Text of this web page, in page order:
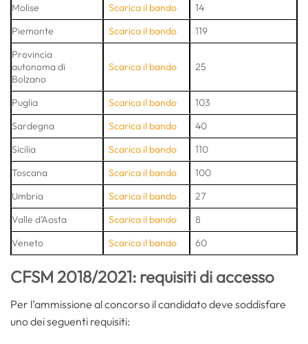
Molise
Scarica il bando
14
Piemonte
Scarica il bando
119
Provincia
autonoma di
Bolzano
Scarica il bando 25
Puglia Scarica il bando
103
Sardegna
Scarica il bando
40
Sicilia
Scarica il bando
110
Toscana
Scarica il bando
100
Umbria
Scarica il bando
27
Valle d’Aosta
Scarica il bando
8
Veneto
Scarica il bando 60
CFSM 2018/2021: requisiti di accesso
Per l’ammissione al concorso il candidato deve soddisfare
uno dei seguenti requisiti: